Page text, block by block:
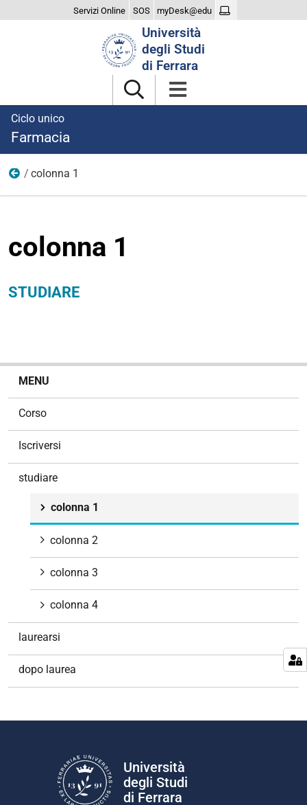
Servizi Online SOS myDesk@edu
Università
degli Studi
di Ferrara
Ciclo unico
Farmacia
studiare
colonna 1
colonna 1
STUDIARE
MENU
Corso
Iscriversi
studiare
colonna 1
colonna 2
colonna 3
colonna 4
laurearsi
dopo laurea
Università
degli Studi
di Ferrara